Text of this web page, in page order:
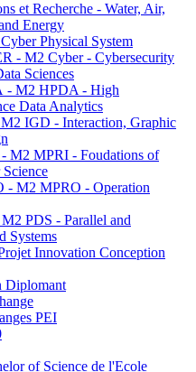
et Recherche - Water, Air,
Energy
Physical System
- M2 Cyber - Cybersecurity
Sciences
- M2 HPDA - High
Data Analytics
IGD - Interaction, Graphic
M2 MPRI - Foudations of
- M2 MPRO - Operation
PDS - Parallel and
Systems
Innovation Conception
Diplomant
PEI
of Science de l'Ecole